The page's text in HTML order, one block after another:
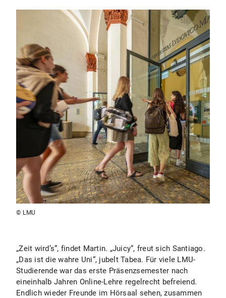
© LMU
„Zeit wird’s“, findet Martin. „Juicy“, freut sich Santiago.
„Das ist die wahre Uni“, jubelt Tabea. Für viele LMU-
Studierende war das erste Präsenzsemester nach
eineinhalb Jahren Online-Lehre regelrecht befreiend.
Endlich wieder Freunde im Hörsaal sehen, zusammen